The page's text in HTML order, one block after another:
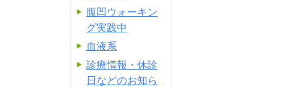
腹凹ウォーキン
グ実践中
血液系
診療情報・休診
日などのお知ら